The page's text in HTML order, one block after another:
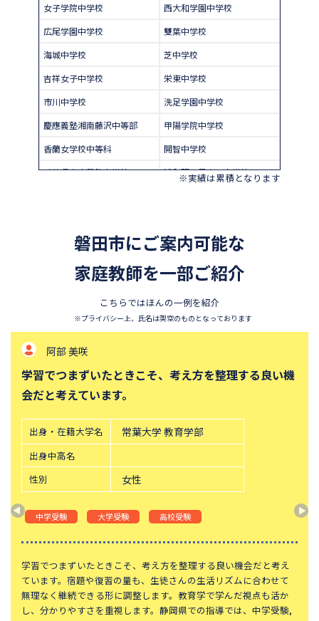
女子学院中学校
西大和学園中学校
広尾学園中学校
雙葉中学校
海城中学校
芝中学校
吉祥女子中学校
栄東中学校
市川中学校
洗足学園中学校
慶應義塾湘南藤沢中等部
甲陽学院中学校
香蘭女学校中等科
開智中学校
千葉県立東葛飾中学校
浦和明の星女子中学校
須磨学園中学校
北嶺中学校
白百合学園中学校
サレジオ学院中学校
等部
帝塚山中学校
攻玉社中学校
東京都市大学付属中学校
三田国際科学学園中学校
高輪中学校
青山学院横浜英和中学校
中央大学附属横浜中学校
六甲学院中学校
学習院中等科
頌栄女子学院中学校
田園調布学園中等部
東山中学校
山手学院中学校
函館ラ・サール中学校
城北中学校
神奈川大学附属中学校
大宮開成中学校
法政大学第二中学校
品川女子学院中等部
東京都立桜修館中等教育学校
大妻中学校
滝中学校
※実績は累積となります
磐田市にご案内可能な
家庭教師を一部ご紹介
こちらではほんの一例を紹介
※プライバシー上、氏名は架空のものとなっております
阿部 美咲
学習でつまずいたときこそ、考え方を整理する良い機
会だと考えています。
出身・在籍大学名 常葉大学 教育学部
出身中高名
性別
女性
中学受験 大学受験 高校受験
学習でつまずいたときこそ、考え方を整理する良い機会だと考え
ています。宿題や復習の量も、生徒さんの生活リズムに合わせて
無理なく継続できる形に調整します。教育学で学んだ視点も活か
し、分かりやすさを重視します。静岡県での指導では、中学受験,